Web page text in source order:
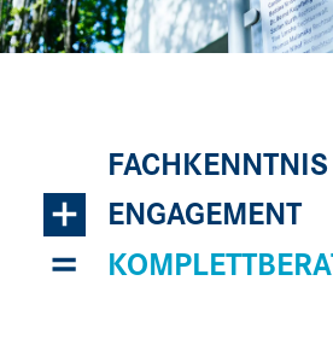
FACHKENNTNIS
+
ENGAGEMENT
=